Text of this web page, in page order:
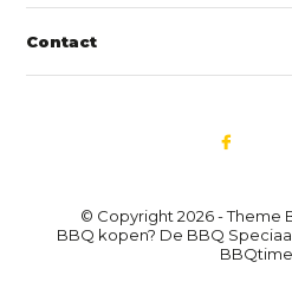
Contact
© Copyright 2026 - Theme
BBQ kopen? De BBQ